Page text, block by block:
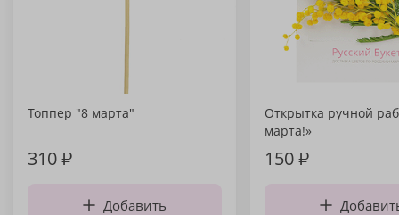
Топпер "8 марта"
310₽
Добавить
Открытка ручной
марта!»
150₽